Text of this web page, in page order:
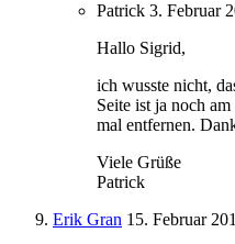
Patrick 3. Februar
Hallo Sigrid,
ich wusste nicht,
Seite ist ja noch
mal entfernen.
Viele Grüße
Patrick
Erik Gran 15. Februar